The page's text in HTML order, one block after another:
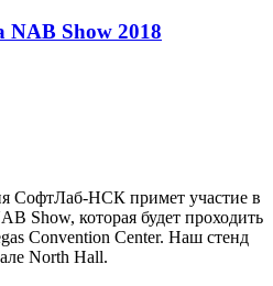
NAB Show 2018
СофтЛаб-НСК примет участие в
Show, которая будет проходить
Convention Center. Наш стенд
North Hall.